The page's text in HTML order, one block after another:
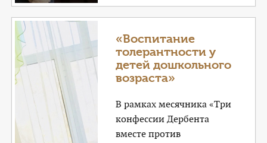
«Воспитание
толерантности у
детей дошкольного
возраста»
В рамках месячника «Три
конфессии Дербента
вместе против